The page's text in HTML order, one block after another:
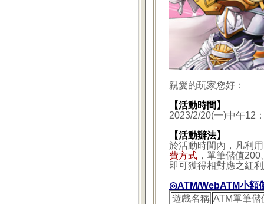
親愛的玩家您好：
【活動時間】
2023/2/20(一)中午12
【活動辦法】
於活動時間內，凡利用
費方式 ，單筆儲值
即可獲得相對應之紅
◎ATM/WebATM小額
遊戲名稱 ATM單筆儲